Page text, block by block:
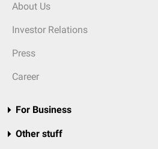
About Us
Investor Relations
Press
Career
For Business
Other stuff